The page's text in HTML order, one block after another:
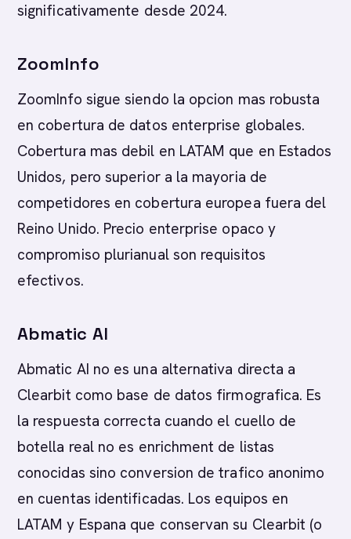
significativamente desde 2024.
ZoomInfo
ZoomInfo sigue siendo la opcion mas robusta
en cobertura de datos enterprise globales.
Cobertura mas debil en LATAM que en Estados
Unidos, pero superior a la mayoria de
competidores en cobertura europea fuera del
Reino Unido. Precio enterprise opaco y
compromiso plurianual son requisitos
efectivos.
Abmatic AI
Abmatic AI no es una alternativa directa a
Clearbit como base de datos firmografica. Es
la respuesta correcta cuando el cuello de
botella real no es enrichment de listas
conocidas sino conversion de trafico anonimo
en cuentas identificadas. Los equipos en
LATAM y Espana que conservan su Clearbit (o